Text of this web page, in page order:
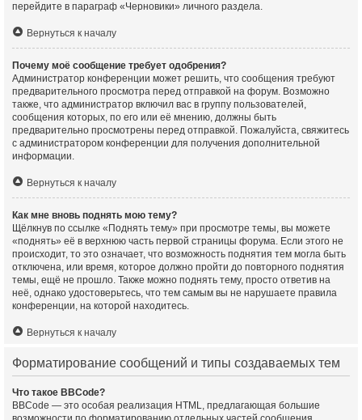
перейдите в параграф «Черновики» личного раздела.
Вернуться к началу
Почему моё сообщение требует одобрения?
Администратор конференции может решить, что сообщения требуют
предварительного просмотра перед отправкой на форум. Возможно
также, что администратор включил вас в группу пользователей,
сообщения которых, по его или её мнению, должны быть
предварительно просмотрены перед отправкой. Пожалуйста, свяжитесь
с администратором конференции для получения дополнительной
информации.
Вернуться к началу
Как мне вновь поднять мою тему?
Щёлкнув по ссылке «Поднять тему» при просмотре темы, вы можете
«поднять» её в верхнюю часть первой страницы форума. Если этого не
происходит, то это означает, что возможность поднятия тем могла быть
отключена, или время, которое должно пройти до повторного поднятия
темы, ещё не прошло. Также можно поднять тему, просто ответив на
неё, однако удостоверьтесь, что тем самым вы не нарушаете правила
конференции, на которой находитесь.
Вернуться к началу
Форматирование сообщений и типы создаваемых тем
Что такое BBCode?
BBCode — это особая реализация HTML, предлагающая большие